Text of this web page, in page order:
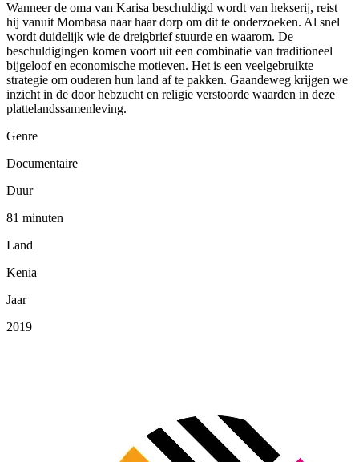
Wanneer de oma van Karisa beschuldigd wordt van hekserij, reist
hij vanuit Mombasa naar haar dorp om dit te onderzoeken. Al snel
wordt duidelijk wie de dreigbrief stuurde en waarom. De
beschuldigingen komen voort uit een combinatie van traditioneel
bijgeloof en economische motieven. Het is een veelgebruikte
strategie om ouderen hun land af te pakken. Gaandeweg krijgen we
inzicht in de door hebzucht en religie verstoorde waarden in deze
plattelandssamenleving.
Genre
Documentaire
Duur
81 minuten
Land
Kenia
Jaar
2019